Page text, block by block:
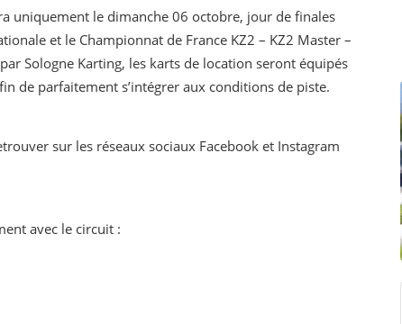
uniquement le dimanche 06 octobre, jour de finales
et le Championnat de France KZ2 – KZ2 Master –
Sologne Karting, les karts de location seront équipés
de parfaitement s’intégrer aux conditions de piste.
sur les réseaux sociaux Facebook et Instagram
avec le circuit :